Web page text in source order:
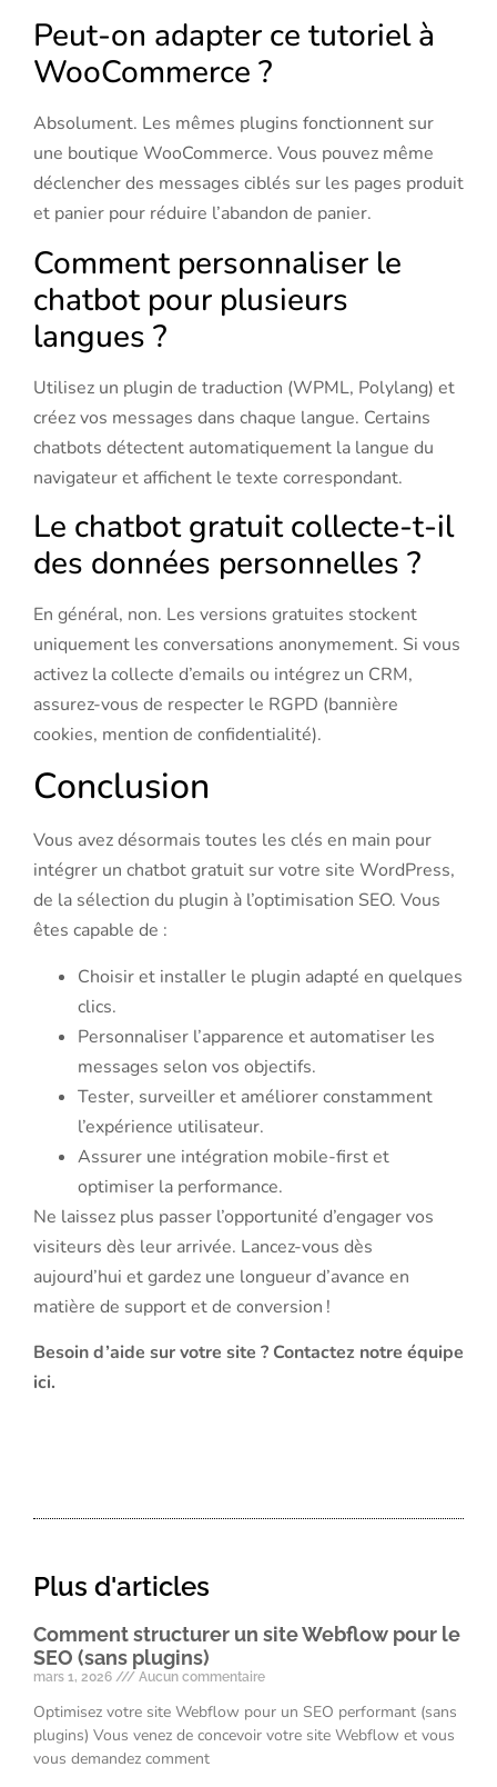
Peut-on adapter ce tutoriel à
WooCommerce ?
Absolument. Les mêmes plugins fonctionnent sur
une boutique WooCommerce. Vous pouvez même
déclencher des messages ciblés sur les pages produit
et panier pour réduire l’abandon de panier.
Comment personnaliser le
chatbot pour plusieurs
langues ?
Utilisez un plugin de traduction (WPML, Polylang) et
créez vos messages dans chaque langue. Certains
chatbots détectent automatiquement la langue du
navigateur et affichent le texte correspondant.
Le chatbot gratuit collecte-t-il
des données personnelles ?
En général, non. Les versions gratuites stockent
uniquement les conversations anonymement. Si vous
activez la collecte d’emails ou intégrez un CRM,
assurez-vous de respecter le RGPD (bannière
cookies, mention de confidentialité).
Conclusion
Vous avez désormais toutes les clés en main pour
intégrer un chatbot gratuit sur votre site WordPress,
de la sélection du plugin à l’optimisation SEO. Vous
êtes capable de :
Choisir et installer le plugin adapté en quelques
clics.
Personnaliser l’apparence et automatiser les
messages selon vos objectifs.
Tester, surveiller et améliorer constamment
l’expérience utilisateur.
Assurer une intégration mobile-first et
optimiser la performance.
Ne laissez plus passer l’opportunité d’engager vos
visiteurs dès leur arrivée. Lancez-vous dès
aujourd’hui et gardez une longueur d’avance en
matière de support et de conversion !
Besoin d’aide sur votre site ? Contactez notre équipe
ici.
Plus d'articles
Comment structurer un site Webflow pour le
SEO (sans plugins)
mars 1, 2026 Aucun commentaire
Optimisez votre site Webflow pour un SEO performant (sans
plugins) Vous venez de concevoir votre site Webflow et vous
vous demandez comment